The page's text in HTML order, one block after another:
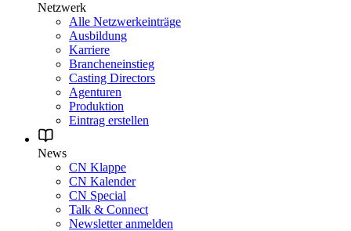
Netzwerk
Alle Netzwerkeinträge
Ausbildung
Karriere
Brancheneinstieg
Casting Directors
Agenturen
Produktion
Eintrag erstellen
News
CN Klappe
CN Kalender
CN Special
Talk & Connect
Newsletter anmelden